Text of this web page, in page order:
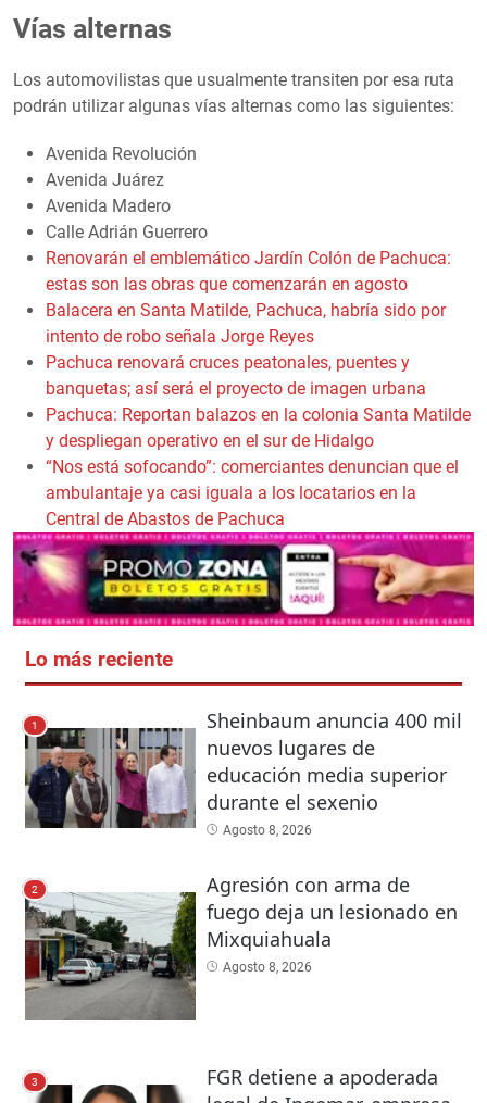
Vías alternas
Los automovilistas que usualmente transiten por esa ruta
podrán utilizar algunas vías alternas como las siguientes:
Avenida Revolución
Avenida Juárez
Avenida Madero
Calle Adrián Guerrero
Renovarán el emblemático Jardín Colón de Pachuca:
estas son las obras que comenzarán en agosto
Balacera en Santa Matilde, Pachuca, habría sido por
intento de robo señala Jorge Reyes
Pachuca renovará cruces peatonales, puentes y
banquetas; así será el proyecto de imagen urbana
Pachuca: Reportan balazos en la colonia Santa Matilde
y despliegan operativo en el sur de Hidalgo
“Nos está sofocando”: comerciantes denuncian que el
ambulantaje ya casi iguala a los locatarios en la
Central de Abastos de Pachuca
Lo más reciente
1
Sheinbaum anuncia 400 mil
nuevos lugares de
educación media superior
durante el sexenio
Agosto 8, 2026
2
Agresión con arma de
fuego deja un lesionado en
Mixquiahuala
Agosto 8, 2026
3
FGR detiene a apoderada